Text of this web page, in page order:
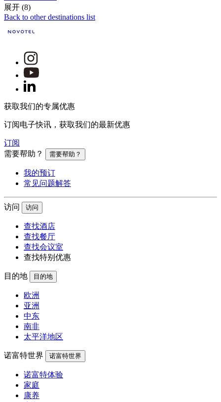
展开 (8)
Back to other destinations list
获取我们的专属优惠
订阅电子快讯，获取我们的最新优惠
订阅
需要帮助？
需要帮助？
我的预订
常见问题解答
访问 访问
查找酒店
查找餐厅
查找会议室
查找特别优惠
目的地 目的地
欧洲
亚洲
中东
南非
太平洋地区
诺富特世界 诺富特世界
诺富特体验
家庭
康养